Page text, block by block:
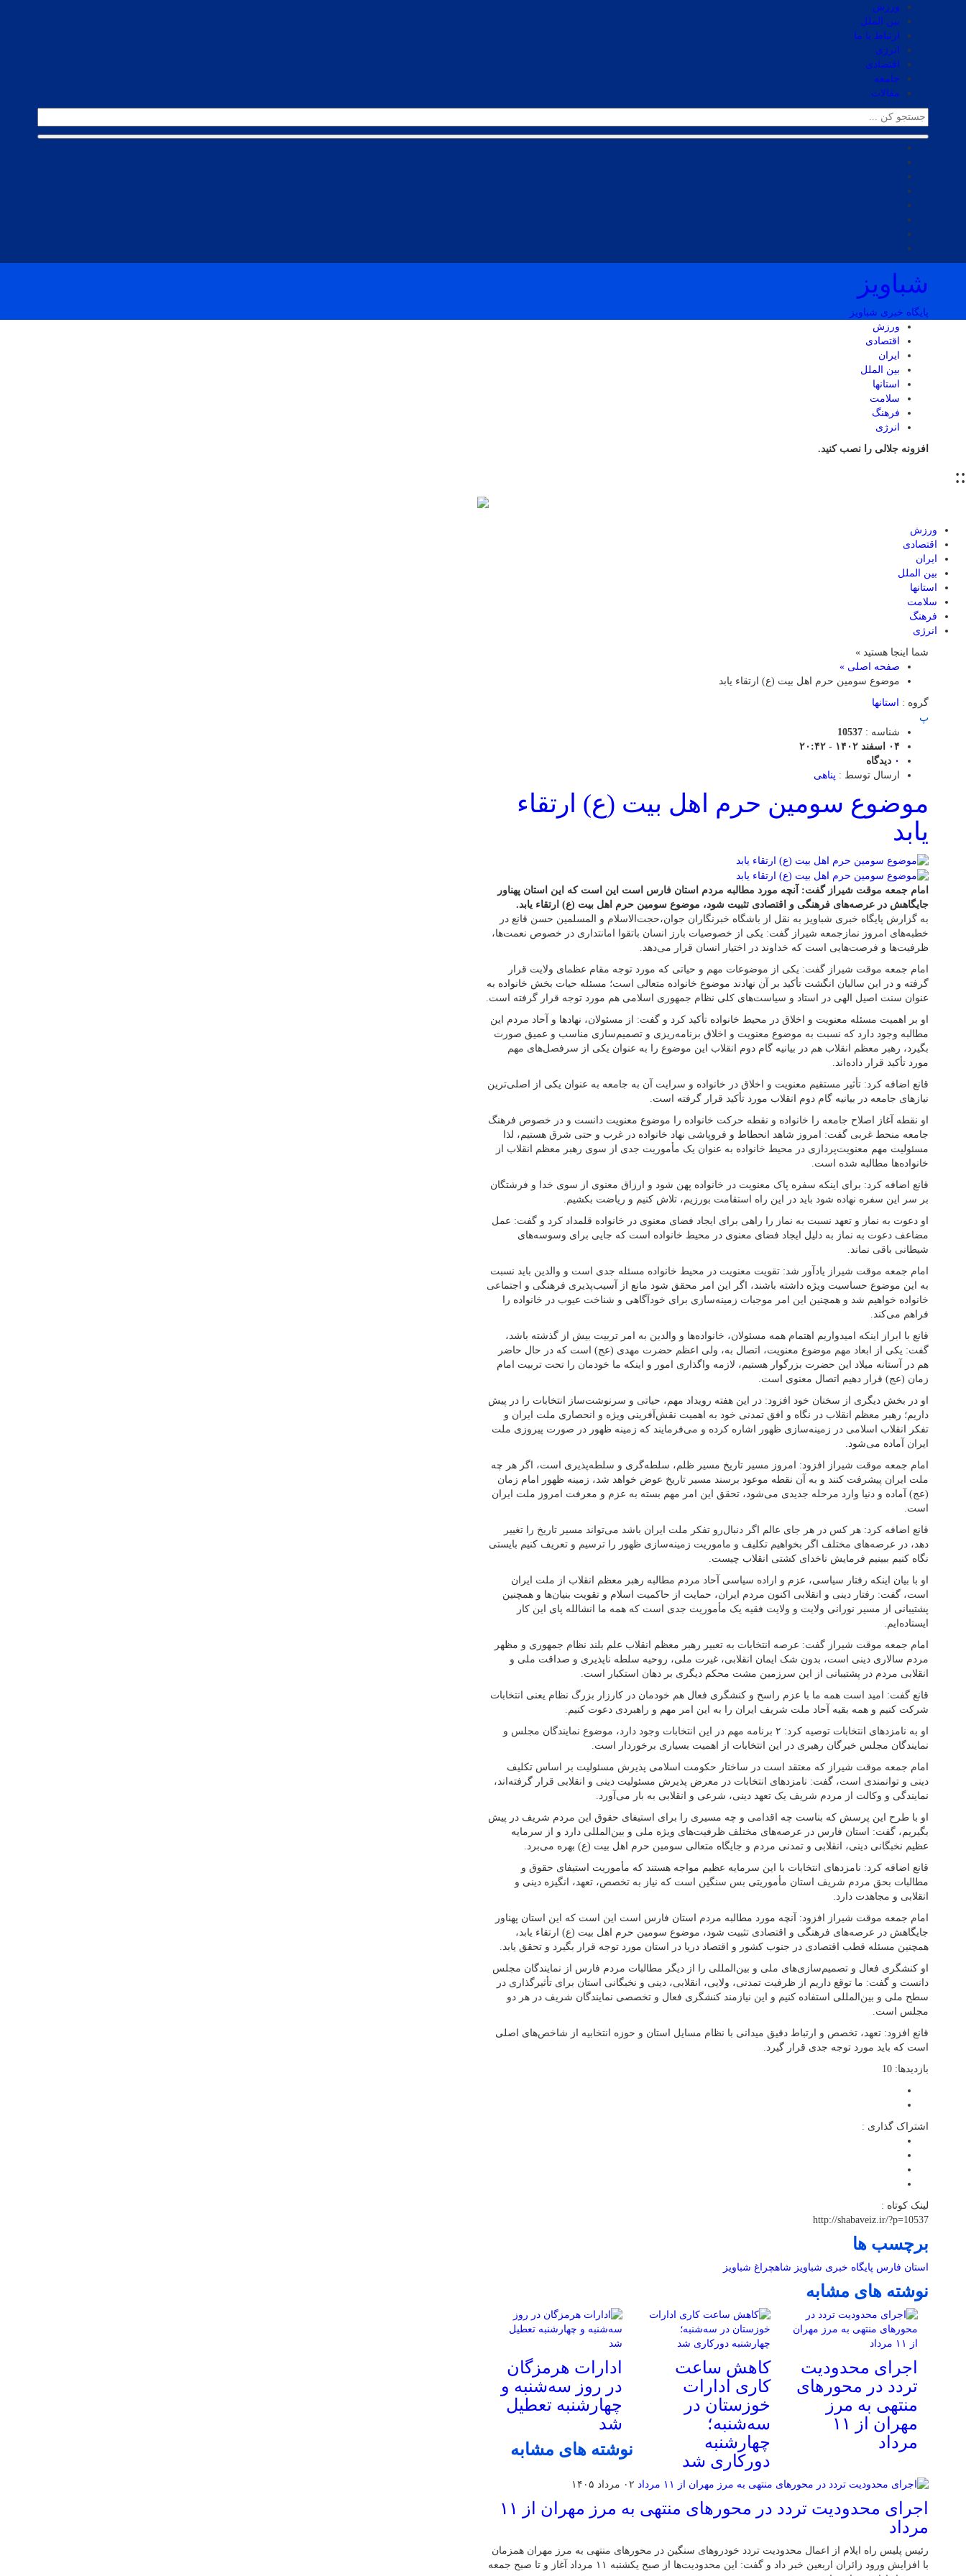
ورزش
بین الملل
ارتباط با ما
انرژی
اقتصادی
جامعه
مقالات
شباویز
پایگاه خبری شباویز
ورزش
اقتصادی
ایران
بین الملل
استانها
سلامت
فرهنگ
انرژی
افزونه جلالی را نصب کنید.
::
ورزش
اقتصادی
ایران
بین الملل
استانها
سلامت
فرهنگ
انرژی
شما اینجا هستید »
صفحه اصلی »
موضوع سومین حرم اهل بیت (ع) ارتقاء یابد
گروه :
استانها
پ
شناسه : 10537
۰۴ اسفند ۱۴۰۲ - ۲۰:۴۲
۰ دیدگاه
ارسال توسط : پناهی
موضوع سومین حرم اهل بیت (ع) ارتقاء
یابد
امام جمعه موقت شیراز گفت: آنچه مورد مطالبه مردم استان فارس است این است که این استان پهناور
جایگاهش در عرصه‌های فرهنگی و اقتصادی تثبیت شود، موضوع سومین حرم اهل بیت (ع) ارتقاء یابد.
به گزارش پایگاه خبری شباویز به نقل از باشگاه خبرنگاران جوان،حجت‌الاسلام و المسلمین حسن قانع در
خطبه‌های امروز نمازجمعه شیراز گفت: یکی از خصوصیات بارز انسان باتقوا امانتداری در خصوص نعمت‌ها،
ظرفیت‌ها و فرصت‌هایی است که خداوند در اختیار انسان قرار می‌دهد.
امام جمعه موقت شیراز گفت: یکی از موضوعات مهم و حیاتی که مورد توجه مقام عظمای ولایت قرار
گرفته و در این سالیان انگشت تأکید بر آن نهادند موضوع خانواده متعالی است؛ مسئله حیات بخش خانواده به
عنوان سنت اصیل الهی در استاد و سیاست‌های کلی نظام جمهوری اسلامی هم مورد توجه قرار گرفته است.
او بر اهمیت مسئله معنویت و اخلاق در محیط خانواده تأکید کرد و گفت: از مسئولان، نهاد‌ها و آحاد مردم این
مطالبه وجود دارد که نسبت به موضوع معنویت و اخلاق برنامه‌ریزی و تصمیم‌سازی مناسب و عمیق صورت
بگیرد، رهبر معظم انقلاب هم در بیانیه گام دوم انقلاب این موضوع را به عنوان یکی از سرفصل‌های مهم
مورد تأکید قرار داده‌اند.
قانع اضافه کرد: تأثیر مستقیم معنویت و اخلاق در خانواده و سرایت آن به جامعه به عنوان یکی از اصلی‌ترین
نیاز‌های جامعه در بیانیه گام دوم انقلاب مورد تأکید قرار گرفته است.
او نقطه آغاز اصلاح جامعه را خانواده و نقطه حرکت خانواده را موضوع معنویت دانست و در خصوص فرهنگ
جامعه منحط غربی گفت: امروز شاهد انحطاط و فروپاشی نهاد خانواده در غرب و حتی شرق هستیم، لذا
مسئولیت مهم معنویت‌پردازی در محیط خانواده به عنوان یک مأموریت جدی از سوی رهبر معظم انقلاب از
خانواده‌ها مطالبه شده است.
قانع اضافه کرد: برای اینکه سفره پاک معنویت در خانواده پهن شود و ارزاق معنوی از سوی خدا و فرشتگان
بر سر این سفره نهاده شود باید در این راه استقامت بورزیم، تلاش کنیم و ریاضت بکشیم.
او دعوت به نماز و تعهد نسبت به نماز را راهی برای ایجاد فضای معنوی در خانواده قلمداد کرد و گفت: عمل
مضاعف دعوت به نماز به دلیل ایجاد فضای معنوی در محیط خانواده است که جایی برای وسوسه‌های
شیطانی باقی نماند.
امام جمعه موقت شیراز یادآور شد: تقویت معنویت در محیط خانواده مسئله جدی است و والدین باید نسبت
به این موضوع حساسیت ویژه داشته باشند، اگر این امر محقق شود مانع از آسیب‌پذیری فرهنگی و اجتماعی
خانواده خواهیم شد و همچنین این امر موجبات زمینه‌سازی برای خودآگاهی و شناخت عیوب در خانواده را
فراهم می‌کند.
قانع با ابراز اینکه امیدواریم اهتمام همه مسئولان، خانواده‌ها و والدین به امر تربیت بیش از گذشته باشد،
گفت: یکی از ابعاد مهم موضوع معنویت، اتصال به، ولی اعظم حضرت مهدی (عج) است که در حال حاضر
هم در آستانه میلاد این حضرت بزرگوار هستیم، لازمه واگذاری امور و اینکه ما خودمان را تحت تربیت امام
زمان (عج) قرار دهیم اتصال معنوی است.
او در بخش دیگری از سخنان خود افزود: در این هفته رویداد مهم، حیاتی و سرنوشت‌ساز انتخابات را در پیش
داریم؛ رهبر معظم انقلاب در نگاه و افق تمدنی خود به اهمیت نقش‌آفرینی ویژه و انحصاری ملت ایران و
تفکر انقلاب اسلامی در زمینه‌سازی ظهور اشاره کرده و می‌فرمایند که زمینه ظهور در صورت پیروزی ملت
ایران آماده می‌شود.
امام جمعه موقت شیراز افزود: امروز مسیر تاریخ مسیر ظلم، سلطه‌گری و سلطه‌پذیری است، اگر هر چه
ملت ایران پیشرفت کنند و به آن نقطه موعود برسند مسیر تاریخ عوض خواهد شد، زمینه ظهور امام زمان
(عج) آماده و دنیا وارد مرحله جدیدی می‌شود، تحقق این امر مهم بسته به عزم و معرفت امروز ملت ایران
است.
قانع اضافه کرد: هر کس در هر جای عالم اگر دنبال‌رو تفکر ملت ایران باشد می‌تواند مسیر تاریخ را تغییر
دهد، در عرصه‌های مختلف اگر بخواهیم تکلیف و ماموریت زمینه‌سازی ظهور را ترسیم و تعریف کنیم بایستی
نگاه کنیم ببینیم فرمایش ناخدای کشتی انقلاب چیست.
او با بیان اینکه رفتار سیاسی، عزم و اراده سیاسی آحاد مردم مطالبه رهبر معظم انقلاب از ملت ایران
است، گفت: رفتار دینی و انقلابی اکنون مردم ایران، حمایت از حاکمیت اسلام و تقویت بنیان‌ها و همچنین
پشتیبانی از مسیر نورانی ولایت و ولایت فقیه یک مأموریت جدی است که همه ما انشالله پای این کار
ایستاده‌ایم.
امام جمعه موقت شیراز گفت: عرصه انتخابات به تعبیر رهبر معظم انقلاب علم بلند نظام جمهوری و مظهر
مردم سالاری دینی است، بدون شک ایمان انقلابی، غیرت ملی، روحیه سلطه ناپذیری و صداقت ملی و
انقلابی مردم در پشتیبانی از این سرزمین مشت محکم دیگری بر دهان استکبار است.
قانع گفت: امید است همه ما با عزم راسخ و کنشگری فعال هم خودمان در کارزار بزرگ نظام یعنی انتخابات
شرکت کنیم و همه بقیه آحاد ملت شریف ایران را به این امر مهم و راهبردی دعوت کنیم.
او به نامزد‌های انتخابات توصیه کرد: ۲ برنامه مهم در این انتخابات وجود دارد، موضوع نمایندگان مجلس و
نمایندگان مجلس خبرگان رهبری در این انتخابات از اهمیت بسیاری برخوردار است.
امام جمعه موقت شیراز که معتقد است در ساختار حکومت اسلامی پذیرش مسئولیت بر اساس تکلیف
دینی و توانمندی است، گفت: نامزد‌های انتخابات در معرض پذیرش مسئولیت دینی و انقلابی قرار گرفته‌اند،
نمایندگی و وکالت از مردم شریف یک تعهد دینی، شرعی و انقلابی به بار می‌آورد.
او با طرح این پرسش که بناست چه اقدامی و چه مسیری را برای استیفای حقوق این مردم شریف در پیش
بگیریم، گفت: استان فارس در عرصه‌های مختلف ظرفیت‌های ویژه ملی و بین‌المللی دارد و از سرمایه
عظیم نخبگانی دینی، انقلابی و تمدنی مردم و جایگاه متعالی سومین حرم اهل بیت (ع) بهره می‌برد.
قانع اضافه کرد: نامزد‌های انتخابات با این سرمایه عظیم مواجه هستند که مأموریت استیفای حقوق و
مطالبات بحق مردم شریف استان مأموریتی بس سنگین است که نیاز به تخصص، تعهد، انگیزه دینی و
انقلابی و مجاهدت دارد.
امام جمعه موقت شیراز افزود: آنچه مورد مطالبه مردم استان فارس است این است که این استان پهناور
جایگاهش در عرصه‌های فرهنگی و اقتصادی تثبیت شود، موضوع سومین حرم اهل بیت (ع) ارتقاء یابد،
همچنین مسئله قطب اقتصادی در جنوب کشور و اقتصاد دریا در استان مورد توجه قرار بگیرد و تحقق یابد.
او کنشگری فعال و تصمیم‌سازی‌های ملی و بین‌المللی را از دیگر مطالبات مردم فارس از نمایندگان مجلس
دانست و گفت: ما توقع داریم از ظرفیت تمدنی، ولایی، انقلابی، دینی و نخبگانی استان برای تأثیرگذاری در
سطح ملی و بین‌المللی استفاده کنیم و این نیازمند کنشگری فعال و تخصصی نمایندگان شریف در هر دو
مجلس است.
قانع افزود: تعهد، تخصص و ارتباط دقیق میدانی با نظام مسایل استان و حوزه انتخابیه از شاخص‌های اصلی
است که باید مورد توجه جدی قرار گیرد.
بازدیدها: 10
اشتراک گذاری :
لینک کوتاه :
http://shabaveiz.ir/?p=10537
برچسب ها
استان فارس پایگاه خبری شباویز شاهچراغ شباویز
نوشته های مشابه
اجرای محدودیت
تردد در محورهای
منتهی به مرز
مهران از ۱۱
مرداد
کاهش ساعت
کاری ادارات
خوزستان در
سه‌شنبه؛
چهارشنبه
دورکاری شد
ادارات هرمزگان
در روز سه‌شنبه و
چهارشنبه تعطیل
شد
نوشته های مشابه
۰۲ مرداد ۱۴۰۵
اجرای محدودیت تردد در محورهای منتهی به مرز مهران از ۱۱
مرداد
رئیس پلیس راه ایلام از اعمال محدودیت تردد خودروهای سنگین در محورهای منتهی به مرز مهران همزمان
با افزایش ورود زائران اربعین خبر داد و گفت: این محدودیت‌ها از صبح یکشنبه ۱۱ مرداد آغاز و تا صبح جمعه